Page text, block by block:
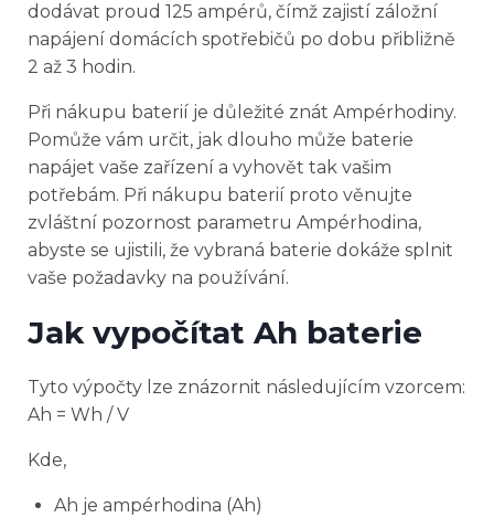
dodávat proud 125 ampérů, čímž zajistí záložní
napájení domácích spotřebičů po dobu přibližně
2 až 3 hodin.
Při nákupu baterií je důležité znát Ampérhodiny.
Pomůže vám určit, jak dlouho může baterie
napájet vaše zařízení a vyhovět tak vašim
potřebám. Při nákupu baterií proto věnujte
zvláštní pozornost parametru Ampérhodina,
abyste se ujistili, že vybraná baterie dokáže splnit
vaše požadavky na používání.
Jak vypočítat Ah baterie
Tyto výpočty lze znázornit následujícím vzorcem:
Ah = Wh / V
Kde,
Ah je ampérhodina (Ah)